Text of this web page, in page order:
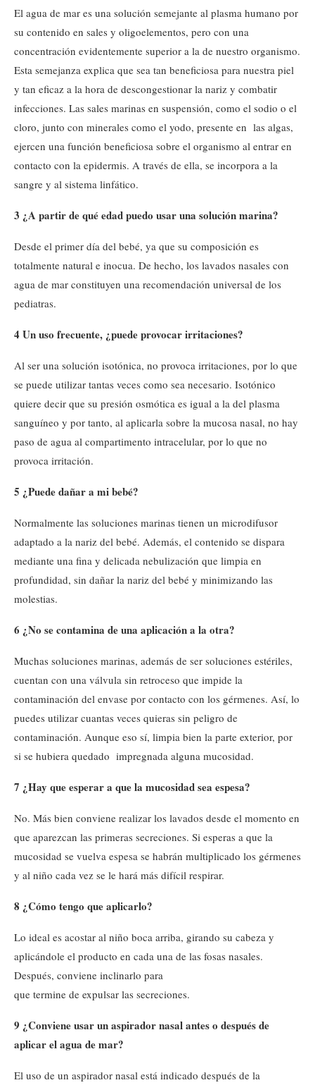
El agua de mar es una solución semejante al plasma humano por
su contenido en sales y oligoelementos, pero con una
concentración evidentemente superior a la de nuestro organismo.
Esta semejanza explica que sea tan beneficiosa para nuestra piel
y tan eficaz a la hora de descongestionar la nariz y combatir
infecciones. Las sales marinas en suspensión, como el sodio o el
cloro, junto con minerales como el yodo, presente en las algas,
ejercen una función beneficiosa sobre el organismo al entrar en
contacto con la epidermis. A través de ella, se incorpora a la
sangre y al sistema linfático.
3 ¿A partir de qué edad puedo usar una solución marina?
Desde el primer día del bebé, ya que su composición es
totalmente natural e inocua. De hecho, los lavados nasales con
agua de mar constituyen una recomendación universal de los
pediatras.
4 Un uso frecuente, ¿puede provocar irritaciones?
Al ser una solución isotónica, no provoca irritaciones, por lo que
se puede utilizar tantas veces como sea necesario. Isotónico
quiere decir que su presión osmótica es igual a la del plasma
sanguíneo y por tanto, al aplicarla sobre la mucosa nasal, no hay
paso de agua al compartimento intracelular, por lo que no
provoca irritación.
5 ¿Puede dañar a mi bebé?
Normalmente las soluciones marinas tienen un microdifusor
adaptado a la nariz del bebé. Además, el contenido se dispara
mediante una fina y delicada nebulización que limpia en
profundidad, sin dañar la nariz del bebé y minimizando las
molestias.
6 ¿No se contamina de una aplicación a la otra?
Muchas soluciones marinas, además de ser soluciones estériles,
cuentan con una válvula sin retroceso que impide la
contaminación del envase por contacto con los gérmenes. Así, lo
puedes utilizar cuantas veces quieras sin peligro de
contaminación. Aunque eso sí, limpia bien la parte exterior, por
si se hubiera quedado impregnada alguna mucosidad.
7 ¿Hay que esperar a que la mucosidad sea espesa?
No. Más bien conviene realizar los lavados desde el momento en
que aparezcan las primeras secreciones. Si esperas a que la
mucosidad se vuelva espesa se habrán multiplicado los gérmenes
y al niño cada vez se le hará más difícil respirar.
8 ¿Cómo tengo que aplicarlo?
Lo ideal es acostar al niño boca arriba, girando su cabeza y
aplicándole el producto en cada una de las fosas nasales.
Después, conviene inclinarlo para
que termine de expulsar las secreciones.
9 ¿Conviene usar un aspirador nasal antes o después de
aplicar el agua de mar?
El uso de un aspirador nasal está indicado después de la